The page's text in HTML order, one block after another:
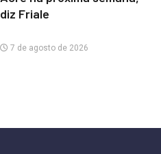
diz Friale
7 de agosto de 2026